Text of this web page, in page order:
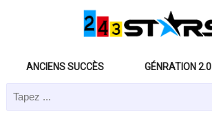
ANCIENS SUCCÈS GÉNRATION 2.0